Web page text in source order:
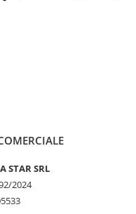
STAR SRL
2024